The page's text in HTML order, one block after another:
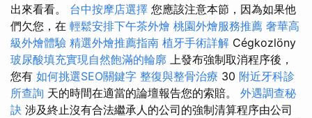
出來看看。 台中按摩店選擇 您應該注意本節，因為如果他
們欠您，在 輕鬆安排下午茶外燴 桃園外燴服務推薦 奢華高
級外燴體驗 精選外燴推薦指南 植牙手術詳解 Cégkozlöny
玻尿酸填充實現自然飽滿的輪廓 上發布強制取消程序後，
您有 如何挑選SEO關鍵字 整復與整骨治療 30 附近牙科診
所查詢 天的時間在適當的論壇報告您的索賠。 外遇調查秘
訣 涉及終止沒有合法繼承人的公司的強制清算程序由公司